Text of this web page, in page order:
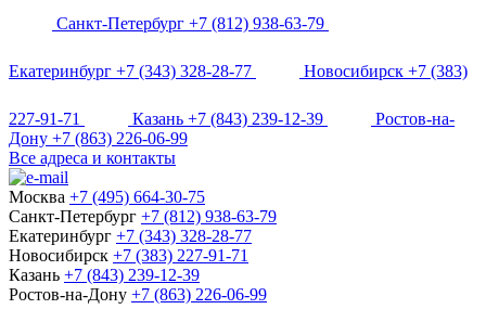
Санкт-Петербург +7 (812) 938-63-79
Екатеринбург +7 (343) 328-28-77 Новосибирск +7 (383)
227-91-71 Казань +7 (843) 239-12-39
Ростов-на-
Дону +7 (863) 226-06-99
Все адреса и контакты
Москва +7 (495) 664-30-75
Санкт-Петербург +7 (812) 938-63-79
Екатеринбург +7 (343) 328-28-77
Новосибирск +7 (383) 227-91-71
Казань +7 (843) 239-12-39
Ростов-на-Дону +7 (863) 226-06-99